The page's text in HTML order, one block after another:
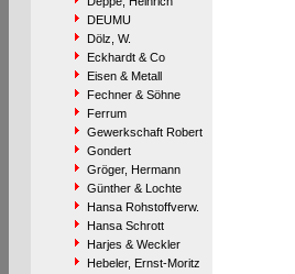
DEUMU
Dölz, W.
Eckhardt & Co
Eisen & Metall
Fechner & Söhne
Ferrum
Gewerkschaft Robert
Gondert
Gröger, Hermann
Günther & Lochte
Hansa Rohstoffverw.
Hansa Schrott
Harjes & Weckler
Hebeler, Ernst-Moritz